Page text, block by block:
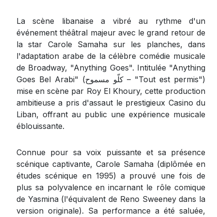
La scène libanaise a vibré au rythme d'un
événement théâtral majeur avec le grand retour de
la star Carole Samaha sur les planches, dans
l'adaptation arabe de la célèbre comédie musicale
de Broadway, "Anything Goes". Intitulée "Anything
Goes Bel Arabi" (كلّو مسموح– "Tout est permis")
mise en scène par Roy El Khoury, cette production
ambitieuse a pris d'assaut le prestigieux Casino du
Liban, offrant au public une expérience musicale
éblouissante.
Connue pour sa voix puissante et sa présence
scénique captivante, Carole Samaha (diplômée en
études scénique en 1995) a prouvé une fois de
plus sa polyvalence en incarnant le rôle comique
de Yasmina (l'équivalent de Reno Sweeney dans la
version originale). Sa performance a été saluée,